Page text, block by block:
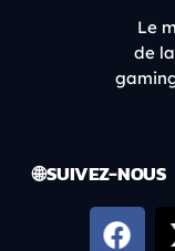
Le
de
🌐 SUIVEZ-NOUS